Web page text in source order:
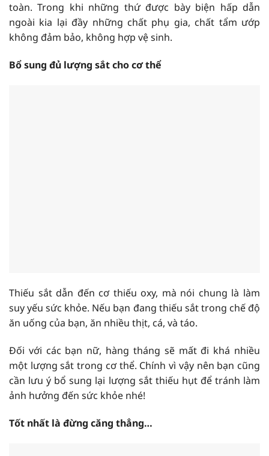
toàn. Trong khi những thứ được bày biện hấp dẫn
ngoài kia lại đầy những chất phụ gia, chất tẩm ướp
không đảm bảo, không hợp vệ sinh.
Bổ sung đủ lượng sắt cho cơ thể
Thiếu sắt dẫn đến cơ thiếu oxy, mà nói chung là làm
suy yếu sức khỏe. Nếu bạn đang thiếu sắt trong chế độ
ăn uống của bạn, ăn nhiều thịt, cá, và táo.
Đối với các bạn nữ, hàng tháng sẽ mất đi khá nhiều
một lượng sắt trong cơ thể. Chính vì vậy nên bạn cũng
cần lưu ý bổ sung lại lượng sắt thiếu hụt để tránh làm
ảnh hưởng đến sức khỏe nhé!
Tốt nhất là đừng căng thẳng…